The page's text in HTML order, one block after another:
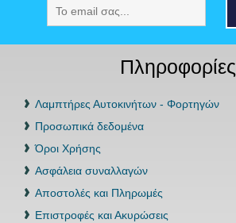
Πληροφορίες
Λαμπτήρες Αυτοκινήτων - Φορτηγών
Προσωπικά δεδομένα
Όροι Χρήσης
Ασφάλεια συναλλαγών
Αποστολές και Πληρωμές
Επιστροφές και Ακυρώσεις